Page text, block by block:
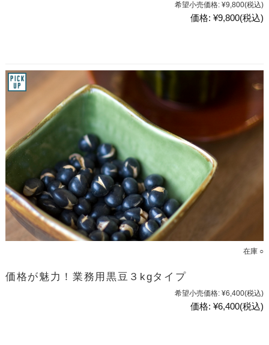
希望小売価格: ¥9,800(税込)
価格: ¥9,800(税込)
在庫 ○
価格が魅力！業務用黒豆３kgタイプ
希望小売価格: ¥6,400(税込)
価格: ¥6,400(税込)